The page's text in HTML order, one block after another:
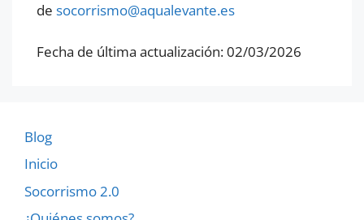
de socorrismo@aqualevante.es
Fecha de última actualización: 02/03/2026
Blog
Inicio
Socorrismo 2.0